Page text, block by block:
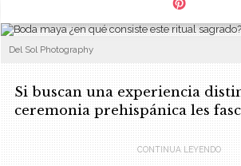
Del Sol Photography
Si buscan una experiencia
ceremonia prehispánica les